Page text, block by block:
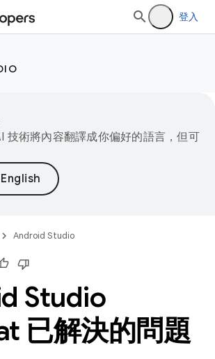
登入
技術將內容翻譯成你偏好的語言，但可
Android Studio
Studio
已解決的問題